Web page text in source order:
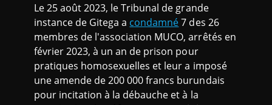
Le 25 août 2023, le Tribunal de grande
instance de Gitega a condamné7 des 26
membres de l'association MUCO, arrêtés en
février 2023, à un an de prison pour
pratiques homosexuelles et leur a imposé
une amende de 200 000 francs burundais
pour incitation à la débauche et à la